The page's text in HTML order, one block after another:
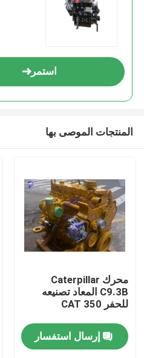
استمر
المنتجات الموصى بها
محرك Caterpillar
C9.3B المعاد تصنيعه
للحفر CAT 350
إرسال استفسار